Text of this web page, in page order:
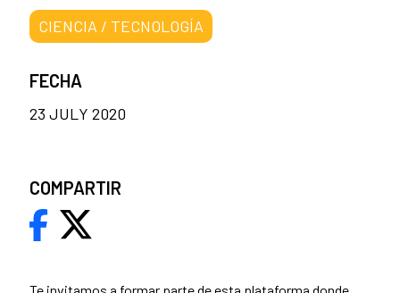
CIENCIA / TECNOLOGÍA
FECHA
23 JULY 2020
COMPARTIR